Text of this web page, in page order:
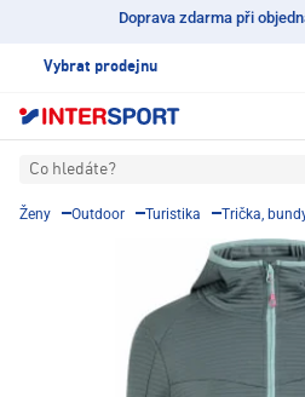
Doprava zdarma při
Vybrat prodejnu
Co hledáte?
Ženy Outdoor Turistika Trička,